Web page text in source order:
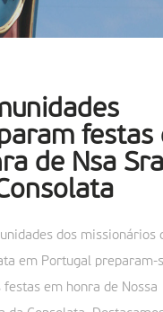
festas
de Nsa Sra
dos missionários
em Portugal preparam-
festas em honra de Nossa